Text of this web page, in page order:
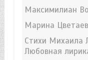
Максимилиан
Марина
Стихи Михаила
Любовная